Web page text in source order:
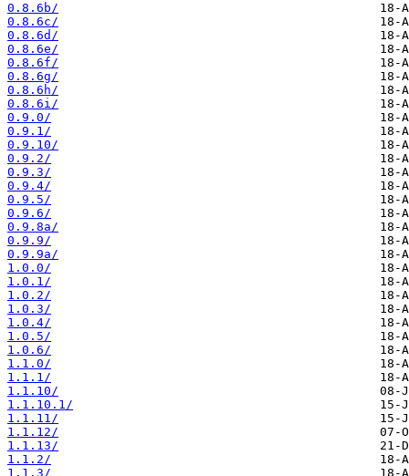
0.8.6b/
0.8.6c/
0.8.6d/
0.8.6e/
0.8.6f/
0.8.6g/
0.8.6h/
0.8.6i/
0.9.0/
0.9.1/
0.9.10/
0.9.2/
0.9.3/
0.9.4/
0.9.5/
0.9.6/
0.9.8a/
0.9.9/
0.9.9a/
1.0.0/
1.0.1/
1.0.2/
1.0.3/
1.0.4/
1.0.5/
1.0.6/
1.1.0/
1.1.1/
1.1.10/
1.1.10.1/
1.1.11/
1.1.12/
1.1.13/
1.1.2/
1.1.3/